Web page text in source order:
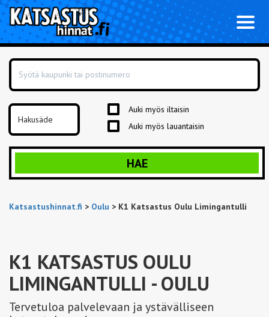
Auki myös iltaisin
Auki myös lauantaisin
HAE
Katsastushinnat.fi > Oulu > K1 Katsastus Oulu Limingantulli
K1 KATSASTUS OULU
LIMINGANTULLI - OULU
Tervetuloa palvelevaan ja ystävälliseen